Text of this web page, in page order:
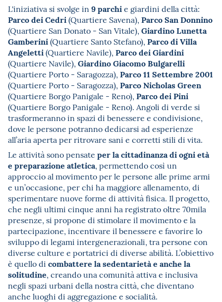
L'iniziativa si svolge in 9 parchi e giardini della città:
Parco dei Cedri (Quartiere Savena), Parco San Donnino
(Quartiere San Donato - San Vitale), Giardino Lunetta
Gamberini (Quartiere Santo Stefano), Parco di Villa
Angeletti (Quartiere Navile), Parco dei Giardini
(Quartiere Navile), Giardino Giacomo Bulgarelli
(Quartiere Porto - Saragozza), Parco 11 Settembre 2001
(Quartiere Porto - Saragozza), Parco Nicholas Green
(Quartiere Borgo Panigale - Reno), Parco dei Pini
(Quartiere Borgo Panigale - Reno). Angoli di verde si
trasformeranno in spazi di benessere e condivisione,
dove le persone potranno dedicarsi ad esperienze
all’aria aperta per ritrovare sani e corretti stili di vita.
Le attività sono pensate per la cittadinanza di ogni età
e preparazione atletica, permettendo così un
approccio al movimento per le persone alle prime armi
e un’occasione, per chi ha maggiore allenamento, di
sperimentare nuove forme di attività fisica. Il progetto,
che negli ultimi cinque anni ha registrato oltre 70mila
presenze, si propone di stimolare il movimento e la
partecipazione, incentivare il benessere e favorire lo
sviluppo di legami intergenerazionali, tra persone con
diverse culture e portatrici di diverse abilità. L’obiettivo
è quello di combattere la sedentarietà e anche la
solitudine, creando una comunità attiva e inclusiva
negli spazi urbani della nostra città, che diventano
anche luoghi di aggregazione e socialità.